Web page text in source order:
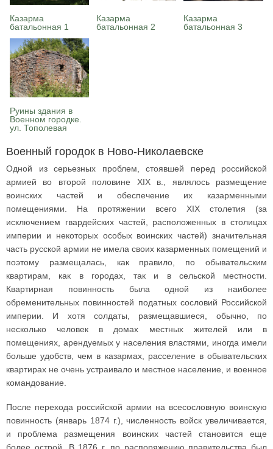
Казарма
батальонная 1
Казарма
батальонная 2
Казарма
батальонная 3
Руины здания в
Военном городке.
ул. Тополевая
Военный городок в Ново-Николаевске
Одной из серьезных проблем, стоявшей перед российской
армией во второй половине XIX в., являлось размещение
воинских частей и обеспечение их казарменными
помещениями. На протяжении всего XIX столетия (за
исключением гвардейских частей, расположенных в столицах
империи и некоторых особых воинских частей) значительная
часть русской армии не имела своих казарменных помещений и
поэтому размещалась, как правило, по обывательским
квартирам, как в городах, так и в сельской местности.
Квартирная повинность была одной из наиболее
обременительных повинностей податных сословий Российской
империи. И хотя солдаты, размещавшиеся, обычно, по
несколько человек в домах местных жителей или в
помещениях, арендуемых у населения властями, иногда имели
больше удобств, чем в казармах, расселение в обывательских
квартирах не очень устраивало и местное население, и военное
командование.
После перехода российской армии на всесословную воинскую
повинность (январь 1874 г.), численность войск увеличивается,
и проблема размещения воинских частей становится еще
более острой. В 1876 г. по распоряжению правительства был